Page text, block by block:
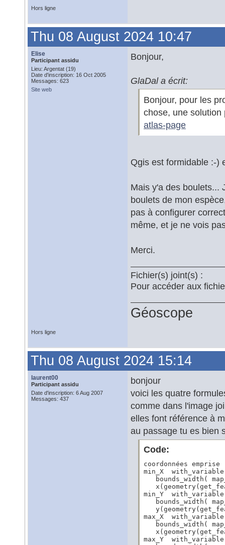
Hors ligne
Thu 08 August 2024 10:47
Elise
Participant assidu
Lieu: Argentat (19)
Date d'inscription: 16 Oct 2005
Messages: 623
Site web
Bonjour,
GlaDal a écrit:
Bonjour, pour les
chose, une
atlas-page
Qgis est formidable :-)
Mais y'a des boulets...
boulets de mon
pas à configurer
même, et je ne vois
Merci.
Fichier(s) joint(s) :
Pour accéder aux
Géoscope
Hors ligne
Thu 08 August 2024 15:14
laurent00
Participant assidu
Date d'inscription: 6 Aug 2007
Messages: 437
bonjour
voici les quatre
comme dans l'image
elles font référence à
au passage tu es bien
Code:
coordonnées emprise
min_X
bounds_width(
min_Y
bounds_width(
max_X
bounds_width(
max_Y